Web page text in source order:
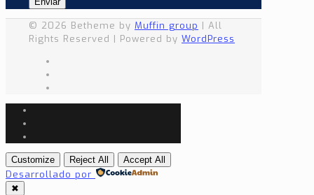
© 2026 Betheme by Muffin group | All
Rights Reserved | Powered by WordPress
Customize Reject All Accept All
Desarrollado por
✖